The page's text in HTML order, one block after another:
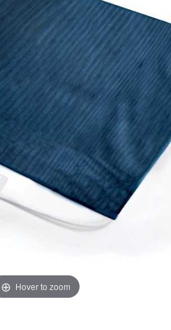
Hover to zoom